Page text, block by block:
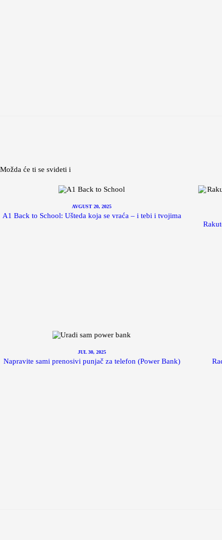
Možda će ti se svideti i
AVGUST 20, 2025
A1 Back to School: Ušteda koja se vraća – i tebi i tvojima
JUL 30, 2025
Napravite sami prenosivi punjač za telefon (Power Bank)